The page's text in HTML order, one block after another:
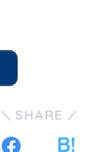
SHARE